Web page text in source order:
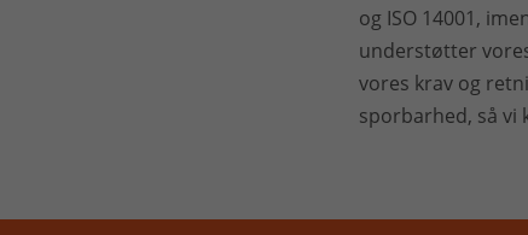
og ISO 14001,
understøtter
vores krav og
sporbarhed, så